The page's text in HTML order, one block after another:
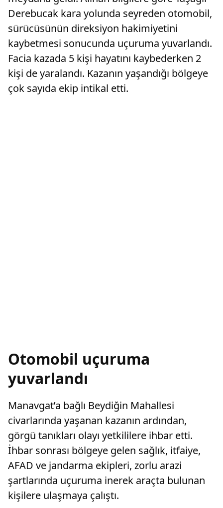
Derebucak kara yolunda seyreden otomobil,
sürücüsünün direksiyon hakimiyetini
kaybetmesi sonucunda uçuruma yuvarlandı.
Facia kazada 5 kişi hayatını kaybederken 2
kişi de yaralandı. Kazanın yaşandığı bölgeye
çok sayıda ekip intikal etti.
Otomobil uçuruma
yuvarlandı
Manavgat’a bağlı Beydiğin Mahallesi
civarlarında yaşanan kazanın ardından,
görgü tanıkları olayı yetkililere ihbar etti.
İhbar sonrası bölgeye gelen sağlık, itfaiye,
AFAD ve jandarma ekipleri, zorlu arazi
şartlarında uçuruma inerek araçta bulunan
kişilere ulaşmaya çalıştı.